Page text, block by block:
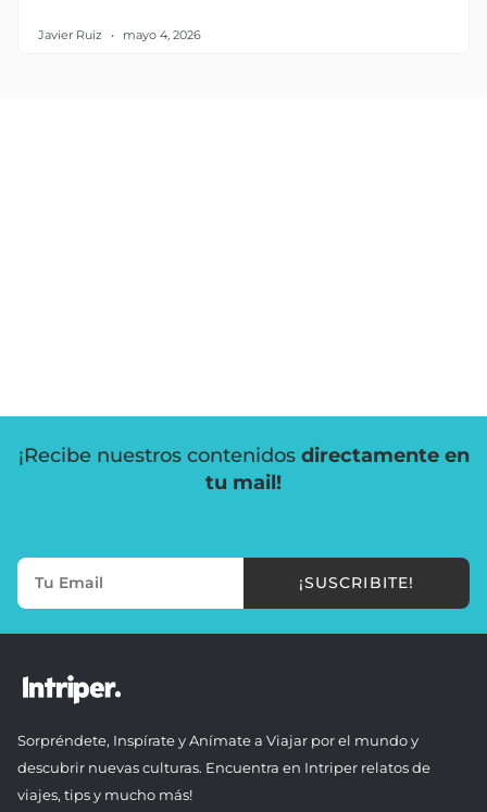
Javier Ruiz mayo 4, 2026
¡Recibe nuestros contenidos directamente en
tu mail!
¡SUSCRIBITE!
Sorpréndete, Inspírate y Anímate a Viajar por el mundo y
descubrir nuevas culturas. Encuentra en Intriper relatos de
viajes, tips y mucho más!